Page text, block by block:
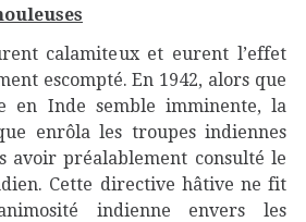
calamiteux et eurent l’effet
escompté. En 1942, alors que
en Inde semble imminente, la
enrôla les troupes indiennes
avoir préalablement consulté le
Cette directive hâtive ne fit
indienne envers les